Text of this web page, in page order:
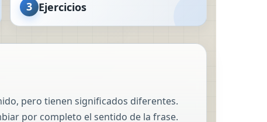
3 Ejercicios
pero tienen significados diferentes.
por completo el sentido de la frase.